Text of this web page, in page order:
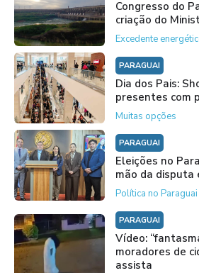
Congresso do
criação do
Excedente
PARAGUAI
Dia dos Pais:
presentes com
Muitas opções
PARAGUAI
Eleições no
mão da disputa
Política no Paraguai
PARAGUAI
Vídeo:
moradores de
assista